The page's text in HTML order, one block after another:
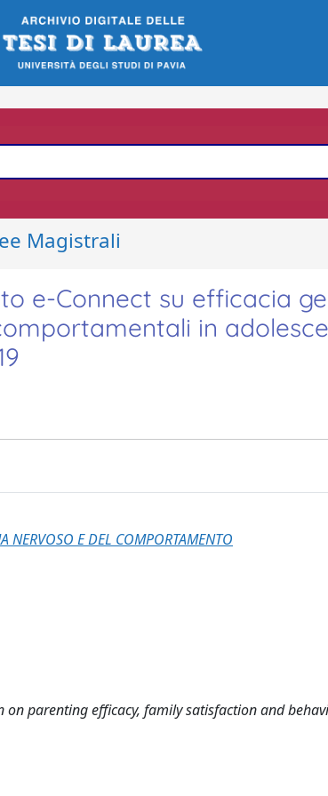
Magistrali
e-Connect su efficacia
in
NERVOSO E DEL COMPORTAMENTO
on parenting efficacy, family satisfaction and